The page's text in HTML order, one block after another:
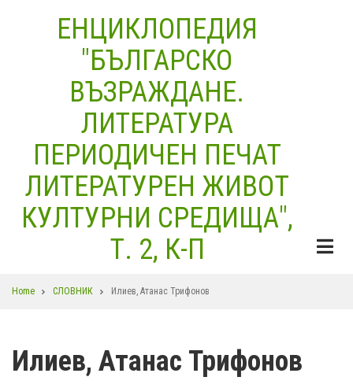
ЕНЦИКЛОПЕДИЯ
"БЪЛГАРСКО
ВЪЗРАЖДАНЕ.
ЛИТЕРАТУРА
ПЕРИОДИЧЕН ПЕЧАТ
ЛИТЕРАТУРЕН ЖИВОТ
КУЛТУРНИ СРЕДИЩА",
Т. 2, К-П
Breadcrumb
Home СЛОВНИК Илиев, Атанас Трифонов
Илиев, Атанас Трифонов